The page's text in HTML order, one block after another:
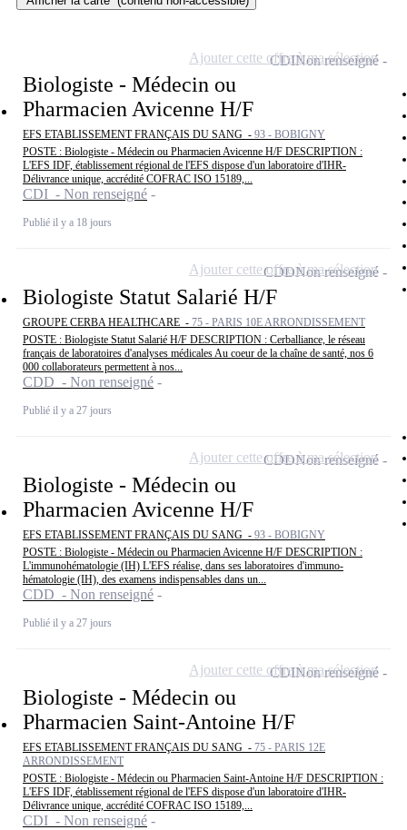
Biologiste - Médecin ou
Pharmacien Avicenne H/F
EFS ETABLISSEMENT FRANÇAIS DU SANG - 93 - BOBIGNY
POSTE : Biologiste - Médecin ou Pharmacien Avicenne H/F DESCRIPTION :
L'EFS IDF, établissement régional de l'EFS dispose d'un laboratoire d'IHR-
Délivrance unique, accrédité COFRAC ISO 15189,...
CDI - Non renseigné
Publié il y a 18 jours
CDINon renseigné
Ajouter cette offre à ma sélection
Biologiste Statut Salarié H/F
GROUPE CERBA HEALTHCARE - 75 - PARIS 10E ARRONDISSEMENT
POSTE : Biologiste Statut Salarié H/F DESCRIPTION : Cerballiance, le réseau
français de laboratoires d'analyses médicales Au coeur de la chaîne de santé, nos 6
000 collaborateurs permettent à nos...
CDD - Non renseigné
Publié il y a 27 jours
CDDNon renseigné
Ajouter cette offre à ma sélection
Biologiste - Médecin ou
Pharmacien Avicenne H/F
EFS ETABLISSEMENT FRANÇAIS DU SANG - 93 - BOBIGNY
POSTE : Biologiste - Médecin ou Pharmacien Avicenne H/F DESCRIPTION :
L'immunohématologie (IH) L'EFS réalise, dans ses laboratoires d'immuno-
hématologie (IH), des examens indispensables dans un...
CDD - Non renseigné
Publié il y a 27 jours
CDDNon renseigné
Ajouter cette offre à ma sélection
Biologiste - Médecin ou
Pharmacien Saint-Antoine H/F
EFS ETABLISSEMENT FRANÇAIS DU SANG - 75 - PARIS 12E
ARRONDISSEMENT
POSTE : Biologiste - Médecin ou Pharmacien Saint-Antoine H/F DESCRIPTION :
L'EFS IDF, établissement régional de l'EFS dispose d'un laboratoire d'IHR-
Délivrance unique, accrédité COFRAC ISO 15189,...
CDI - Non renseigné
CDINon renseigné
Ajouter cette offre à ma sélection